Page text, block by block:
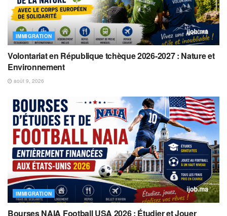
IMMIGRATION
Volontariat en République tchèque 2026-2027 : Nature et
Environnement
août 9, 2026
IMMIGRATION
Bourses NAIA Football USA 2026 : Étudier et Jouer